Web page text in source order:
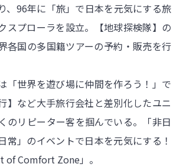
、96年に「旅」で日本を元気にする旅
スプローラを設立。【地球探検隊】の
各国の多国籍ツアーの予約・販売を行
「世界を遊び場に仲間を作ろう！」で
】など大手旅行会社と差別化したユニ
のリピーター客を掴んでいる。「非日
常」のイベントで日本を元気にする！
of Comfort Zone」。